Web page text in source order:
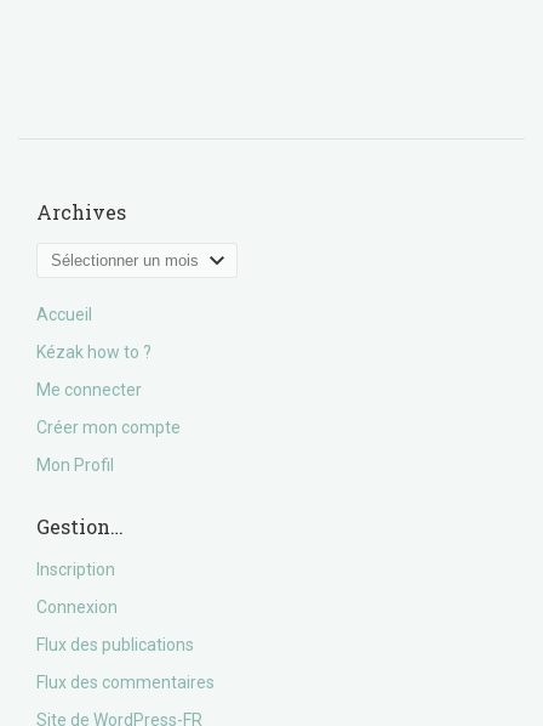
Archives
Archives
Accueil
Kézak how to ?
Me connecter
Créer mon compte
Mon Profil
Gestion…
Inscription
Connexion
Flux des publications
Flux des commentaires
Site de WordPress-FR